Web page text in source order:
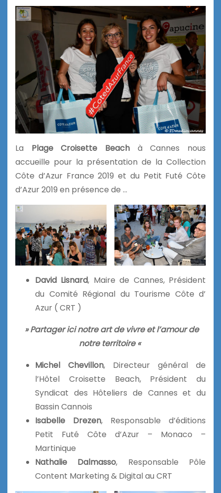
La Plage Croisette Beach à Cannes nous
accueille pour la présentation de la Collection
Côte d’Azur France 2019 et du Petit Futé Côte
d’Azur 2019 en présence de …
David Lisnard, Maire de Cannes, Président
du Comité Régional du Tourisme Côte d’
Azur ( CRT )
» Partager ici notre art de vivre et l’amour de
notre territoire «
Michel Chevillon, Directeur général de
l’Hôtel Croisette Beach, Président du
Syndicat des Hôteliers de Cannes et du
Bassin Cannois
Isabelle Drezen, Responsable d’éditions
Petit Futé Côte d’Azur – Monaco –
Martinique
Nathalie Dalmasso, Responsable Pôle
Content Marketing & Digital au CRT